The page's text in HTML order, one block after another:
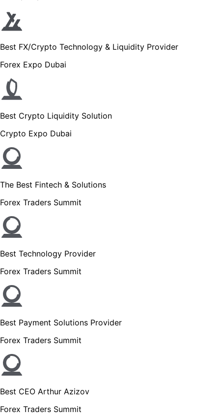
Best FX/Crypto Technology & Liquidity Provider
Forex Expo Dubai
Best Crypto Liquidity Solution
Crypto Expo Dubai
The Best Fintech & Solutions
Forex Traders Summit
Best Technology Provider
Forex Traders Summit
Best Payment Solutions Provider
Forex Traders Summit
Best CEO Arthur Azizov
Forex Traders Summit